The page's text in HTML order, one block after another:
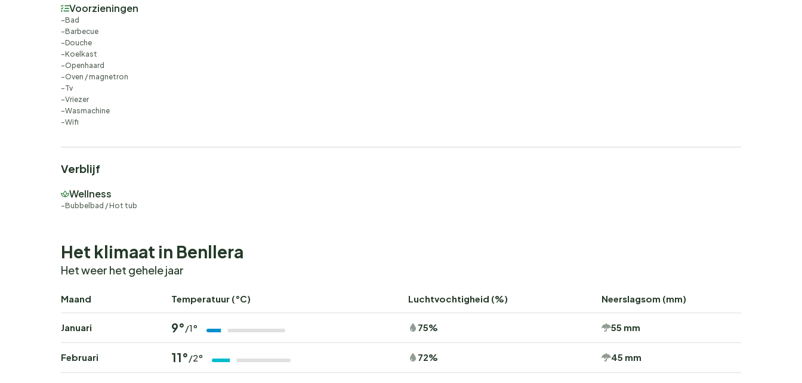
Voorzieningen
Bad
Barbecue
Douche
Koelkast
Openhaard
Oven / magnetron
Tv
Vriezer
Wasmachine
Wifi
Verblijf
Wellness
Bubbelbad / Hot tub
Het klimaat in Benllera
Het weer het gehele jaar
Maand Temperatuur (°C) Luchtvochtigheid (%) Neerslagsom (mm)
Januari 9° /1° 75% 55 mm
Februari 11° /2° 72% 45 mm